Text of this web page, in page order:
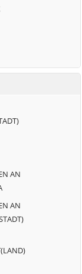
in
AN
AN